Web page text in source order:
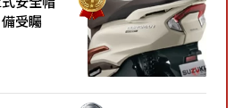
受矚
與各項